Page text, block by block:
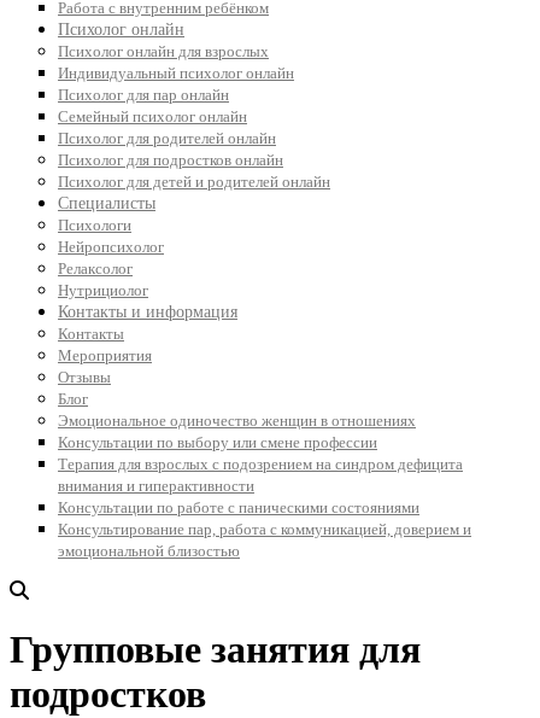
Работа с внутренним ребёнком
Психолог онлайн
Психолог онлайн для взрослых
Индивидуальный психолог онлайн
Психолог для пар онлайн
Семейный психолог онлайн
Психолог для родителей онлайн
Психолог для подростков онлайн
Психолог для детей и родителей онлайн
Специалисты
Психологи
Нейропсихолог
Релаксолог
Нутрициолог
Контакты и информация
Контакты
Мероприятия
Отзывы
Блог
Эмоциональное одиночество женщин в отношениях
Консультации по выбору или смене профессии
Терапия для взрослых с подозрением на синдром дефицита
внимания и гиперактивности
Консультации по работе с паническими состояниями
Консультирование пар, работа с коммуникацией, доверием и
эмоциональной близостью
Групповые занятия для
подростков